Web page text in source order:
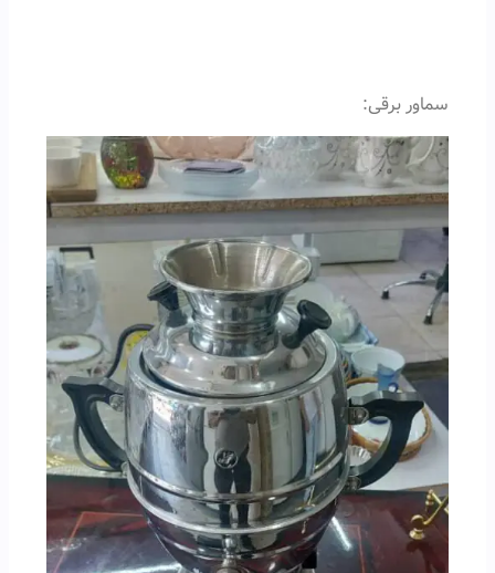
سماور برقی: